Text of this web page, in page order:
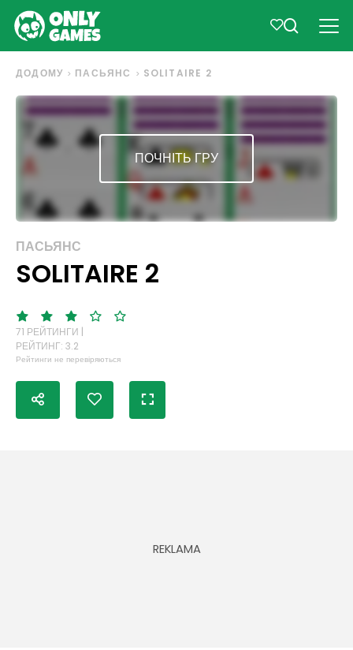
ДОДОМУ ПАСЬЯНС SOLITAIRE 2
ПОЧНІТЬ ГРУ
ПАСЬЯНС
SOLITAIRE 2
71 РЕЙТИНГИ |
РЕЙТИНГ: 3.2
Рейтинги не перевіряються